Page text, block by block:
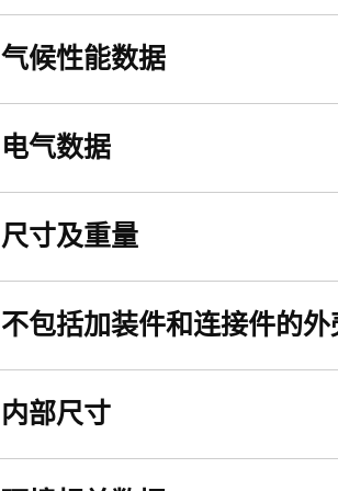
气候性能数据
电气数据
尺寸及重量
不包括加装件和连接件的
内部尺寸